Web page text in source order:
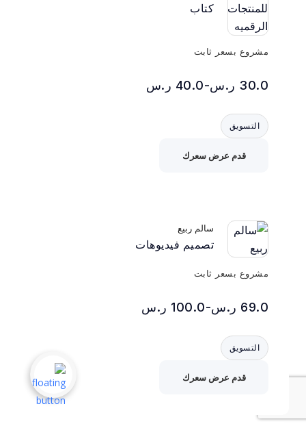
كتاب
مشروع بسعر ثابت
30.0 ر.س-40.0 ر.س
التسويق
قدم عرض سعرك
سالم ربيع
تصميم فيديوهات
مشروع بسعر ثابت
69.0 ر.س-100.0 ر.س
التسويق
قدم عرض سعرك